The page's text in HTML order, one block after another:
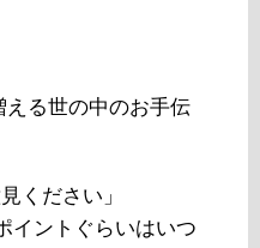
る世の中のお手伝
ください」
イントぐらいはいつ